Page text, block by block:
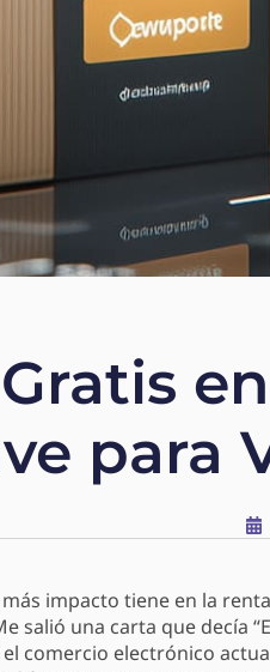
para
impacto tiene en la
salió una carta que decía
comercio electrónico